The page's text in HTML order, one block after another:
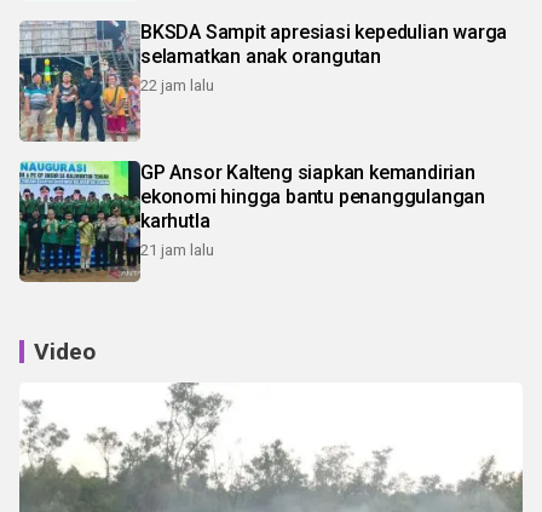
BKSDA Sampit apresiasi kepedulian warga
selamatkan anak orangutan
22 jam lalu
GP Ansor Kalteng siapkan kemandirian
ekonomi hingga bantu penanggulangan
karhutla
21 jam lalu
Video